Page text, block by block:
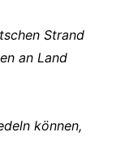
Strand
an Land
können,